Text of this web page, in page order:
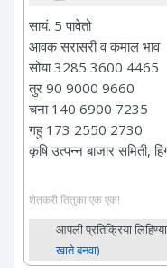
सायं. 5 पावेतो
आवक सरासरी व कमाल भाव
सोया 3285 3600 4465
तुर 90 9000 9660
चना 140 6900 7235
गहु 173 2550 2730
कृषि उत्पन्न बाजार समिती,
शेतकरी तितुका एक एक!
आपली प्रतिक्रिया
खाते बनवा)